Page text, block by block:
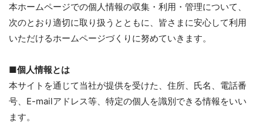
本ホームページでの個人情報の収集・利用・管理について、
次のとおり適切に取り扱うとともに、皆さまに安心して利用
いただけるホームページづくりに努めていきます。
■個人情報とは
本サイトを通じて当社が提供を受けた、住所、氏名、電話番
号、E-mailアドレス等、特定の個人を識別できる情報をいい
ます。